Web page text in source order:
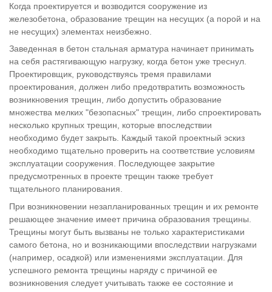
Когда проектируется и возводится сооружение из
железобетона, образование трещин на несущих (а порой и на
не несущих) элементах неизбежно.
Заведенная в бетон стальная арматура начинает принимать
на себя растягивающую нагрузку, когда бетон уже треснул.
Проектировщик, руководствуясь тремя правилами
проектирования, должен либо предотвратить возможность
возникновения трещин, либо допустить образование
множества мелких "безопасных" трещин, либо спроектировать
несколько крупных трещин, которые впоследствии
необходимо будет закрыть. Каждый такой проектный эскиз
необходимо тщательно проверить на соответствие условиям
эксплуатации сооружения. Последующее закрытие
предусмотренных в проекте трещин также требует
тщательного планирования.
При возникновении незапланированных трещин и их ремонте
решающее значение имеет причина образования трещины.
Трещины могут быть вызваны не только характеристиками
самого бетона, но и возникающими впоследствии нагрузками
(например, осадкой) или изменениями эксплуатации. Для
успешного ремонта трещины наряду с причиной ее
возникновения следует учитывать также ее состояние и